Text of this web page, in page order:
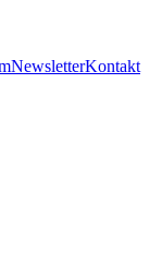
NewsletterKontakt